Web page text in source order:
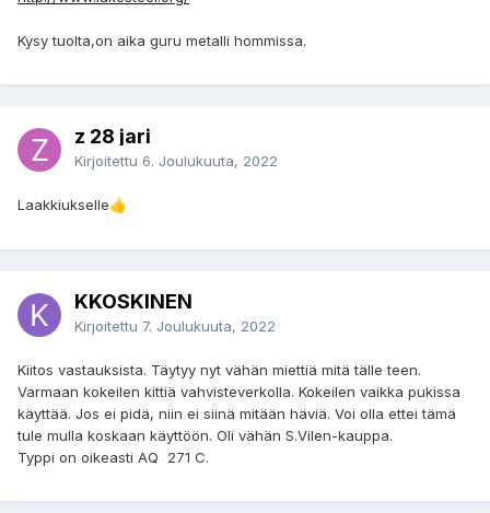
Kysy tuolta,on aika guru metalli hommissa.
z 28 jari
Kirjoitettu 6. Joulukuuta, 2022
Laakkiukselle👍
KKOSKINEN
Kirjoitettu 7. Joulukuuta, 2022
Kiitos vastauksista. Täytyy nyt vähän miettiä mitä tälle teen.
Varmaan kokeilen kittiä vahvisteverkolla. Kokeilen vaikka pukissa
käyttää. Jos ei pidä, niin ei siinä mitään häviä. Voi olla ettei tämä
tule mulla koskaan käyttöön. Oli vähän S.Vilen-kauppa.
Typpi on oikeasti AQ 271 C.